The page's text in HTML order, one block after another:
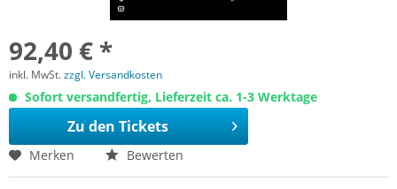
92,40 € *
inkl. MwSt.zzgl. Versandkosten
Sofort versandfertig, Lieferzeit ca. 1-3 Werktage
Zu den Tickets
Merken Bewerten